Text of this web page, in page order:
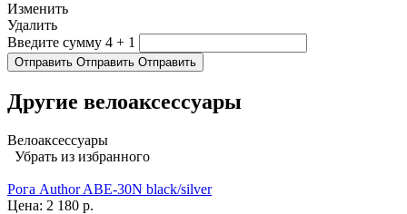
Изменить
Удалить
Введите сумму 4 + 1
Отправить Отправить Отправить
Другие велоаксессуары
Велоаксессуары
Убрать из избранного
Рога Author ABE-30N black/silver
Цена: 2 180 р.